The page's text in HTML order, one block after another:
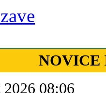
NOVICE
2026 08:06